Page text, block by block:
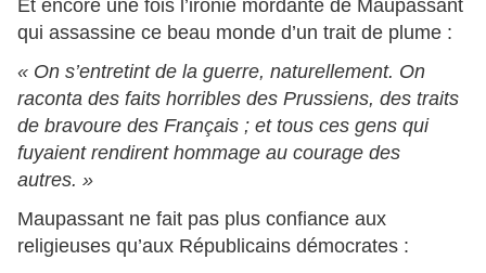
Et encore une fois l’ironie mordante de Maupassant
qui assassine ce beau monde d’un trait de plume :
« On s’entretint de la guerre, naturellement. On
raconta des faits horribles des Prussiens, des traits
de bravoure des Français ; et tous ces gens qui
fuyaient rendirent hommage au courage des
autres. »
Maupassant ne fait pas plus confiance aux
religieuses qu’aux Républicains démocrates :